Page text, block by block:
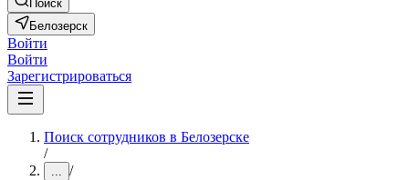
Поиск
Белозерск
Войти
Войти
Зарегистрироваться
Поиск сотрудников в Белозерске
/
... /